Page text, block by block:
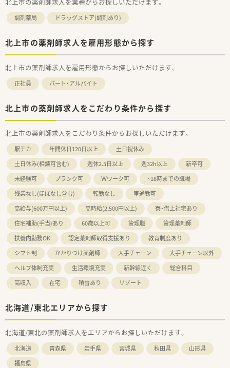
調剤薬局 ドラッグストア(調剤あり)
北上市の薬剤師求人を雇用形態から探す
北上市の薬剤師求人を雇用形態からお探しいただけます。
正社員 パート・アルバイト
北上市の薬剤師求人をこだわり条件から探す
北上市の薬剤師求人をこだわり条件からお探しいただけます。
駅チカ 年間休日120日以上
土日祝休み
土日休み(相談可含む)
週休2.5日以上 週32h以上
新卒可
未経験可
ブランク可 Ｗワーク可
~18時までの職場
残業なし(ほぼなし含む)
転勤なし
車通勤可
高給与(600万円以上)
高時給(2,500円以上)
寮・借上社宅あり
住宅補助(手当)あり
60歳以上可 管理職
管理薬剤師
扶養内勤務OK
認定薬剤師取得支援あり
教育制度あり
シフト制
かかりつけ薬剤師 大手チェーン
大手チェーン以外
ヘルプ体制充実
生活環境充実 新幹線近く
総合科目
高収入
在宅 積雪あり リゾート
北海道/東北エリアから探す
北海道/東北の薬剤師求人をエリアからお探しいただけます。
北海道 青森県 岩手県 宮城県 秋田県
山形県
福島県